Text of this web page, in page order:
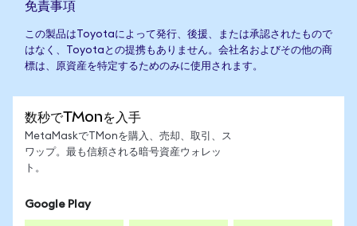
免責事項
この製品はToyotaによって発行、後援、または承認されたもので
はなく、Toyotaとの提携もありません。会社名およびその他の商
標は、原資産を特定するためのみに使用されます。
数秒でTMonを入手
MetaMaskでTMonを購入、売却、取引、ス
ワップ。最も信頼される暗号資産ウォレッ
ト。
Google Play